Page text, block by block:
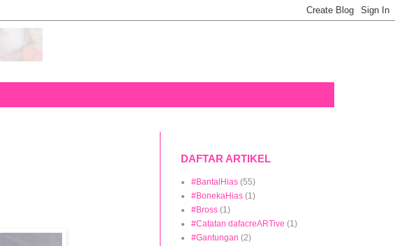
DAFTAR ARTIKEL
#BantalHias (55)
#BonekaHias (1)
#Bross (1)
#Catatan dafacreARTive (1)
#Gantungan (2)